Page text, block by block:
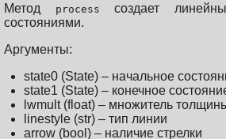
Метод process
создает
состояниями.
Аргументы:
state0 (State) – начальное
state1 (State) – конечное
lwmult (float) – множитель
linestyle (str) – тип линии
arrow (bool) – наличие стрелки